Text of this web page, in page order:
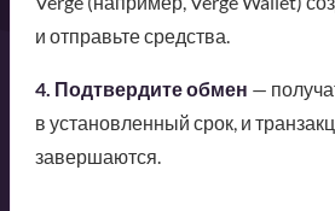
и отправьте средства.
4. Подтвердите обмен —
в установленный срок, и
завершаются.